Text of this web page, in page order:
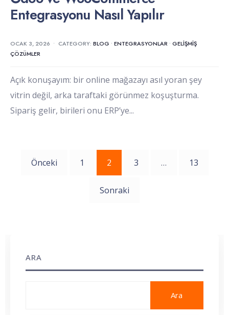
Entegrasyonu Nasıl Yapılır
OCAK 3, 2026 • CATEGORY: BLOG • ENTEGRASYONLAR • GELIŞMIŞ
ÇÖZÜMLER
Açık konuşayım: bir online mağazayı asıl yoran şey
vitrin değil, arka taraftaki görünmez koşuşturma.
Sipariş gelir, birileri onu ERP’ye...
Önceki 1 2 3 … 13
Sonraki
ARA
Ara